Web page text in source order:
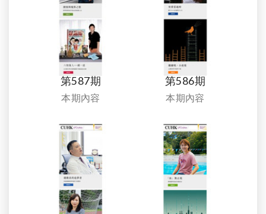
第587期
本期內容
第586期
本期內容